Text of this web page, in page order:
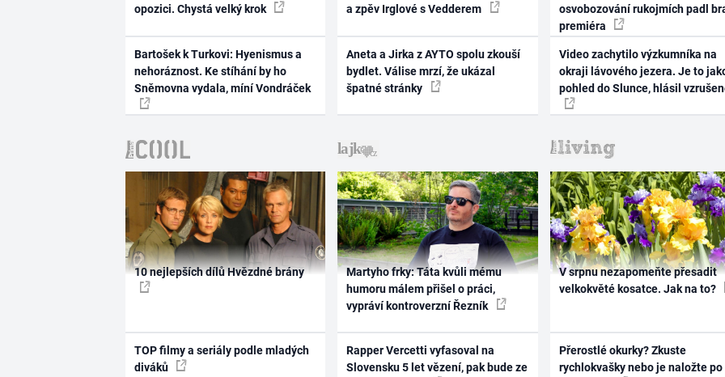
opozici. Chystá velký krok
Bartošek k Turkovi: Hyenismus a
nehoráznost. Ke stíhání by ho
Sněmovna vydala, míní Vondráček
a zpěv Irglové s Vedderem
Aneta a Jirka z AYTO spolu zkouší
bydlet. Válise mrzí, že ukázal
špatné stránky
osvobozování rukojmích padl
premiéra
Video zachytilo výzkumníka na
okraji lávového jezera. Je to
pohled do Slunce, hlásil
10 nejlepších dílů Hvězdné brány
TOP filmy a seriály podle mladých
diváků
Martyho frky: Táta kvůli mému
humoru málem přišel o práci,
vypráví kontroverzní Řezník
Rapper Vercetti vyfasoval na
Slovensku 5 let vězení, pak bude ze
V srpnu nezapomeňte přesadit
velkokvěté kosatce. Jak na to?
Přerostlé okurky? Zkuste
rychlokvašky nebo je naložte po